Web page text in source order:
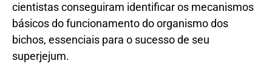
cientistas conseguiram identificar os mecanismos
básicos do funcionamento do organismo dos
bichos, essenciais para o sucesso de seu
superjejum.